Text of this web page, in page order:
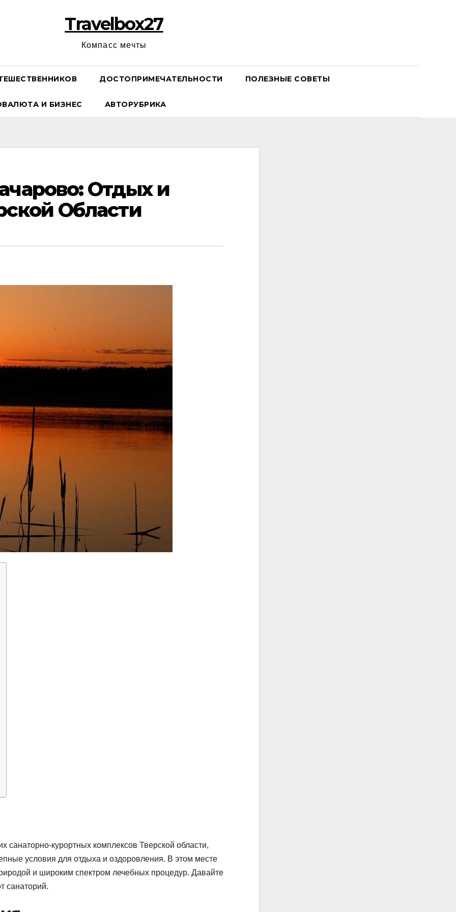
Travelbox27
Компасс мечты
ДОСТОПРИМЕЧАТЕЛЬНОСТИ ПОЛЕЗНЫЕ СОВЕТЫ
И БИЗНЕС АВТОРУБРИКА
Отдых и
Области
санаторно-курортных комплексов Тверской области,
условия для отдыха и оздоровления. В этом месте
и широким спектром лечебных процедур. Давайте
санаторий.